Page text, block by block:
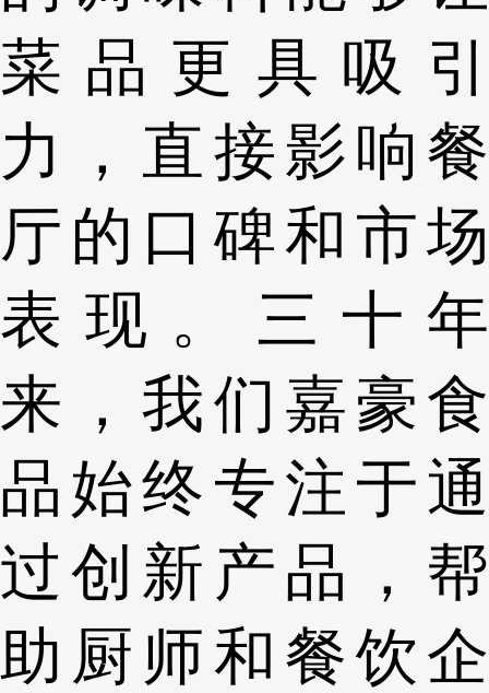
菜品更具吸引
力，直接影响餐
厅的口碑和市场
表现。三十年
来，我们嘉豪食
品始终专注于通
过创新产品，帮
助厨师和餐饮企